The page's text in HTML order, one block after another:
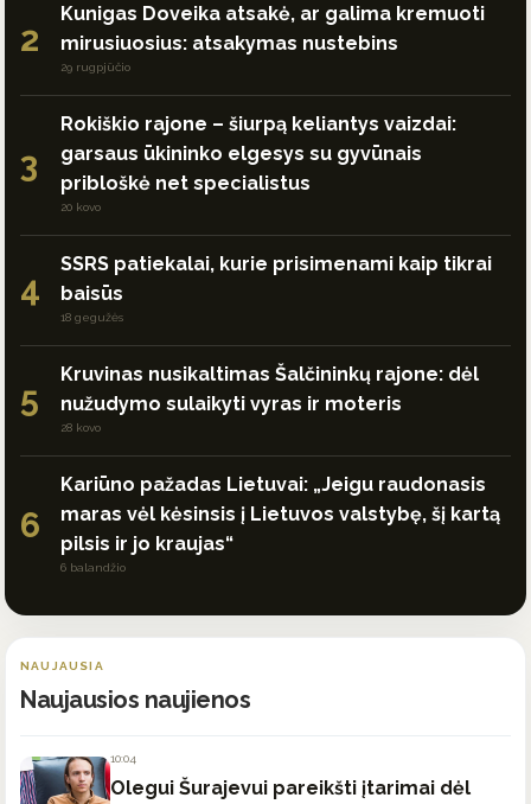
2
Kunigas Doveika atsakė, ar galima kremuoti
mirusiuosius: atsakymas nustebins
29 rugpjūčio
3
Rokiškio rajone – šiurpą keliantys vaizdai:
garsaus ūkininko elgesys su gyvūnais
pribloškė net specialistus
20 kovo
4
SSRS patiekalai, kurie prisimenami kaip tikrai
baisūs
18 gegužės
5
Kruvinas nusikaltimas Šalčininkų rajone: dėl
nužudymo sulaikyti vyras ir moteris
28 kovo
6
Kariūno pažadas Lietuvai: „Jeigu raudonasis
maras vėl kėsinsis į Lietuvos valstybę, šį kartą
pilsis ir jo kraujas“
6 balandžio
NAUJAUSIA
Naujausios naujienos
10:04
Olegui Šurajevui pareikšti įtarimai dėl